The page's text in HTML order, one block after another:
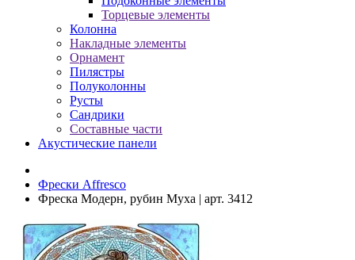
Торцевые элементы
Колонна
Накладные элементы
Орнамент
Пилястры
Полуколонны
Русты
Сандрики
Составные части
Акустические панели
Фрески Affresco
Фреска Модерн, рубин Муха | арт. 3412